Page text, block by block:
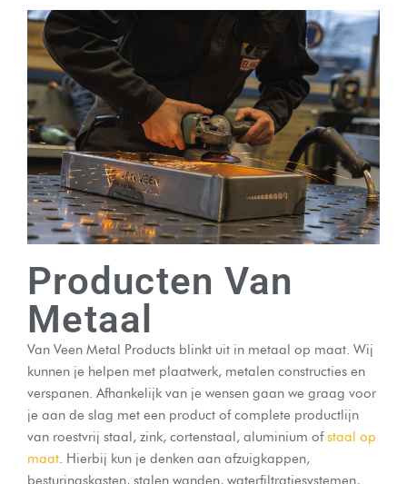
Producten Van
Metaal
Van Veen Metal Products blinkt uit in metaal op maat. Wij
kunnen je helpen met plaatwerk, metalen constructies en
verspanen. Afhankelijk van je wensen gaan we graag voor
je aan de slag met een product of complete productlijn
van roestvrij staal, zink, cortenstaal, aluminium ofstaal op
maat. Hierbij kun je denken aan afzuigkappen,
besturingskasten, stalen wanden, waterfiltratiesystemen,